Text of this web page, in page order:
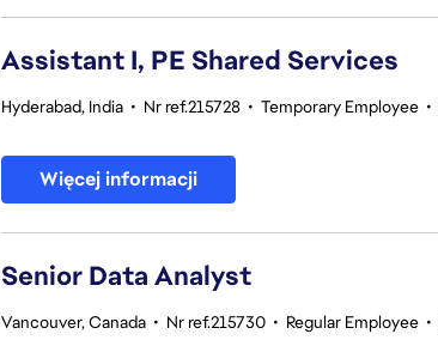
Assistant I, PE Shared Services
Hyderabad, India • Nr ref.215728 • Temporary Employee •
Więcej informacji
Senior Data Analyst
Vancouver, Canada • Nr ref.215730 • Regular Employee •